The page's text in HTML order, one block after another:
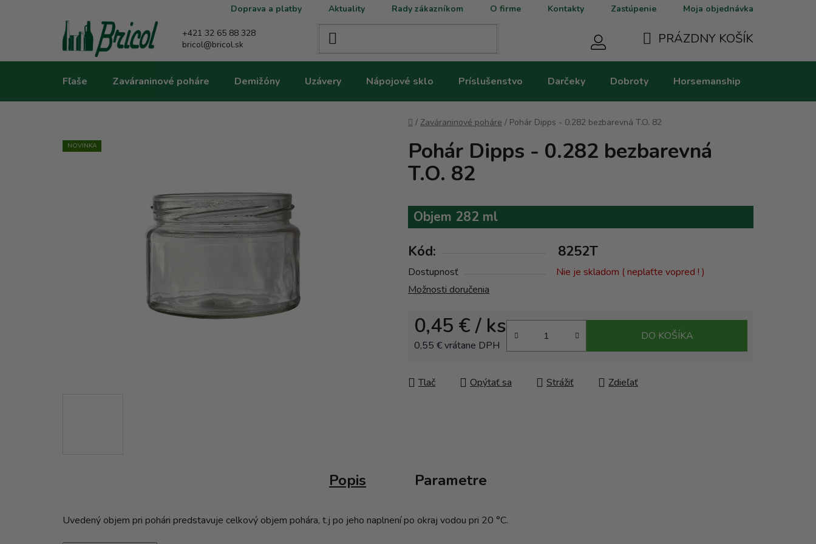
Doprava a platby Aktuality Rady zákazníkom O firme Kontakty Zastúpenie Moja objednávka
+421 32 65 88 328
bricol@bricol.sk
KOŠÍK
PRÁZDNY KOŠÍK
Fľaše Zaváraninové poháre Demižóny Uzávery Nápojové sklo Príslušenstvo Darčeky Dobroty Horsemanship
Domov
/ Zaváraninové poháre / Pohár Dipps - 0.282 bezbarevná T.O. 82
Pohár Dipps - 0.282 bezbarevná
T.O. 82
Objem 282 ml
Kód: 8252T
Dostupnosť
Nie je skladom ( neplaťte vopred ! )
Možnosti doručenia
0,45 €/ ks
0,55 € vrátane DPH
DO KOŠÍKA
Tlač Opýtať sa Strážiť Zdieľať
NOVINKA
Popis Parametre
Uvedený objem pri pohári predstavuje celkový objem pohára, t.j po jeho naplnení po okraj vodou pri 20 °C.